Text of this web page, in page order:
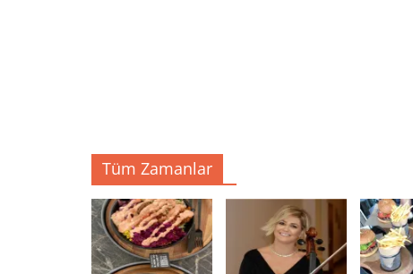
Tüm Zamanlar